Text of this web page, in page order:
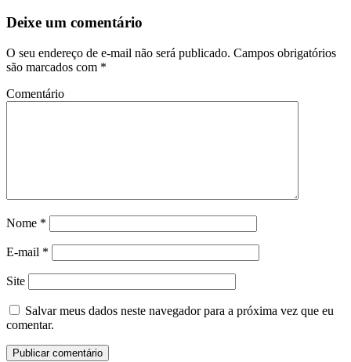
Deixe um comentário
O seu endereço de e-mail não será publicado. Campos obrigatórios
são marcados com *
Comentário
Nome *
E-mail *
Site
Salvar meus dados neste navegador para a próxima vez que eu
comentar.